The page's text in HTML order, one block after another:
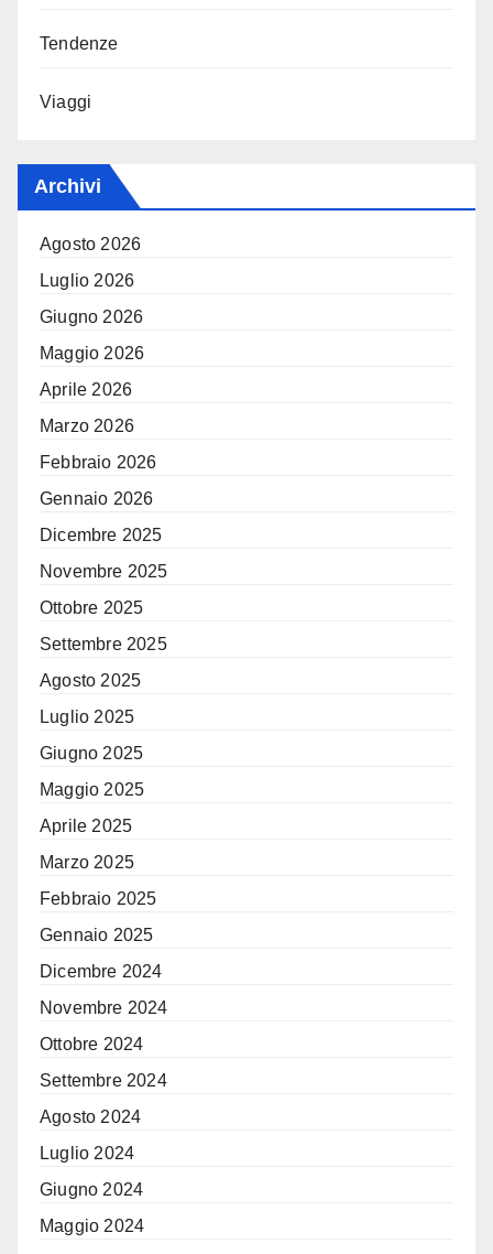
Tendenze
Viaggi
Archivi
Agosto 2026
Luglio 2026
Giugno 2026
Maggio 2026
Aprile 2026
Marzo 2026
Febbraio 2026
Gennaio 2026
Dicembre 2025
Novembre 2025
Ottobre 2025
Settembre 2025
Agosto 2025
Luglio 2025
Giugno 2025
Maggio 2025
Aprile 2025
Marzo 2025
Febbraio 2025
Gennaio 2025
Dicembre 2024
Novembre 2024
Ottobre 2024
Settembre 2024
Agosto 2024
Luglio 2024
Giugno 2024
Maggio 2024